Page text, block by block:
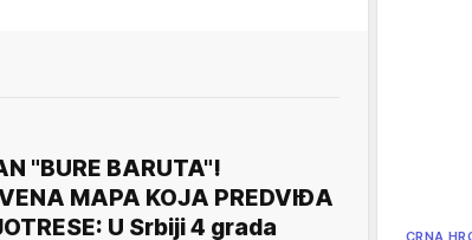
"BURE BARUTA"!
MAPA KOJA PREDVIĐA
U Srbiji 4 grada
CRNA